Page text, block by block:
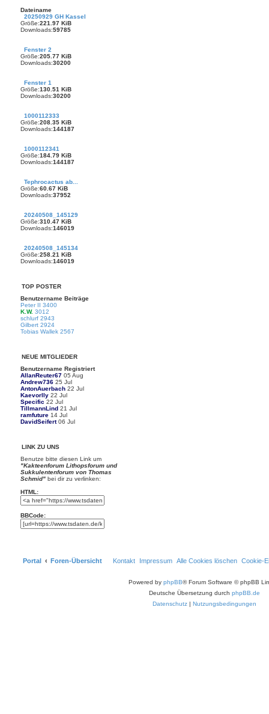
Dateiname
20250929 GH Kassel
Größe:221.97 KiB
Downloads:59785
Fenster 2
Größe:205.77 KiB
Downloads:30200
Fenster 1
Größe:130.51 KiB
Downloads:30200
1000112333
Größe:208.35 KiB
Downloads:144187
1000112341
Größe:184.79 KiB
Downloads:144187
Tephrocactus ab...
Größe:60.67 KiB
Downloads:37952
20240508_145129
Größe:310.47 KiB
Downloads:146019
20240508_145134
Größe:258.21 KiB
Downloads:146019
TOP POSTER
Benutzername Beiträge
Peter II 3400
K.W. 3012
schlurf 2943
Gilbert 2924
Tobias Wallek 2567
NEUE MITGLIEDER
Benutzername Registriert
AllanReuter67 05 Aug
Andrew736 25 Jul
AntonAuerbach 22 Jul
Kaevorlly 22 Jul
Specific 22 Jul
TillmannLind 21 Jul
ramfuture 14 Jul
DavidSeifert 06 Jul
LINK ZU UNS
Benutze bitte diesen Link um
"Kakteenforum Lithopsforum und
Sukkulentenforum von Thomas
Schmid" bei dir zu verlinken:
HTML:
BBCode:
Portal Foren-Übersicht Cookie-
Alle Cookies löschen
Impressum
Kontakt
Powered by phpBB® Forum Software © phpBB
Deutsche Übersetzung durch phpBB.de
Datenschutz | Nutzungsbedingungen